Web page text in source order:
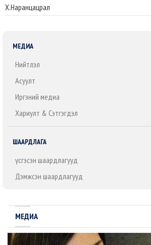
Х.Наранцацрал
МЕДИА
Нийтлэл
Асуулт
Иргэний медиа
Хариулт & Сэтгэгдэл
ШААРДЛАГА
Үүсгэсэн шаардлагууд
Дэмжсэн шаардлагууд
МЕДИА